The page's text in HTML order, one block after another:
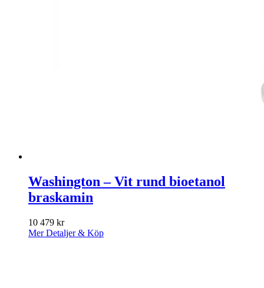
Washington – Vit rund bioetanol
braskamin
10 479 kr
Mer Detaljer & Köp